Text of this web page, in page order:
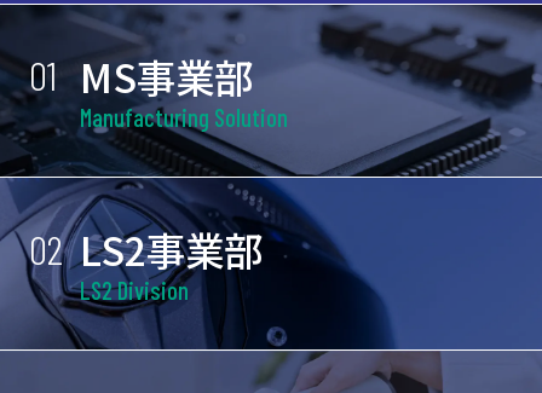
す。
＊状況に応じてメーカーへフィードバックし、最
適な商品の提案を行います。
＊取引先への訪問・提案の他、見積作成・受注・
納品などを行います。
＊社用車あり。
勤 務 地
本社：〒370-0017 群馬県高崎市西島町55-3
マイカー通勤可（駐車場あり）
店）への商品紹介、商品設置
・プロモーション：LS2ブランド訴求のための
Webや雑誌を利用したPR活動、イベント参加によ
る商品紹介・販売
勤 務 地
事業所名：株式会社セイデン（本社）
住所：〒370-0017 群馬県高崎市西島町55-3
マイカー通勤可（駐車場あり）
転勤の可能性あり（範囲：大阪または関西方面）
福利厚生
社会保険：加入（雇用保険、労災保険、健康保
険、厚生年金保険）
年次有給休暇：6ヶ月経過後10日付与
退職金制度：なし
定年制：あり（一律65歳）、再雇用制度あり
勤務時間
8:30～17:30
01 MS事業部
Manufacturing Solution
02 LS2事業部
LS2 Division